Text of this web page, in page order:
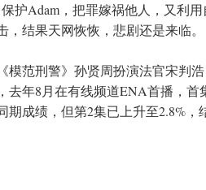
护Adam，把罪嫁祸他人，又利
结果天网恢恢，悲剧还是来临。
模范刑警》孙贤周扮演法官宋判
去年8月在有线频道ENA首播，首
期成绩，但第2集已上升至2.8%，